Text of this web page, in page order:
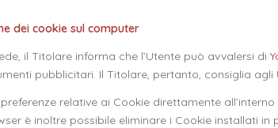
dei cookie sul computer
il Titolare informa che l’Utente può avvalersi di
pubblicitari. Il Titolare, pertanto, consiglia
relative ai Cookie direttamente
è inoltre possibile eliminare i Cookie installati